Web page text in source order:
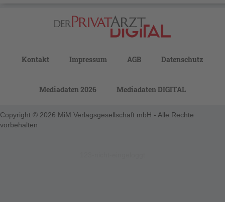
Kontakt Impressum AGB Datenschutz
Mediadaten 2026 Mediadaten DIGITAL
Copyright © 2026 MiM Verlagsgesellschaft mbH - Alle Rechte
vorbehalten